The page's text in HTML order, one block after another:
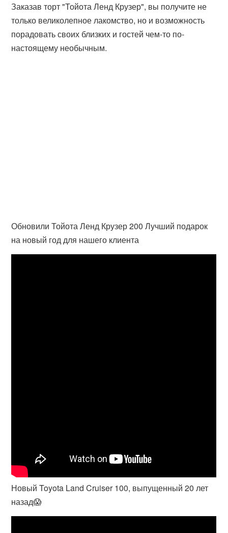
Заказав торт "Тойота Ленд Крузер", вы получите не
только великолепное лакомство, но и возможность
порадовать своих близких и гостей чем-то по-
настоящему необычным.
Обновили Тойота Ленд Крузер 200 Лучший подарок
на новый год для нашего клиента
Новый Toyota Land Cruiser 100, выпущенный 20 лет
назад😱